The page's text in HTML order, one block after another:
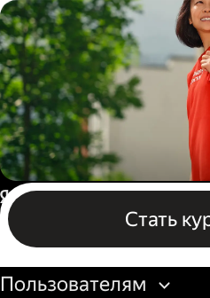
Водитель
грузовой
Пеший курьер
Стать
Бизнесу
Пользователям